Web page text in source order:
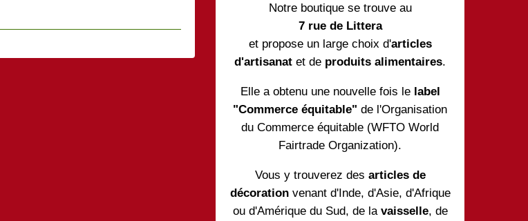
Notre boutique se trouve au
7 rue de Littera
et propose un large choix d'articles
d'artisanat et de produits alimentaires.
Elle a obtenu une nouvelle fois lelabel
"Commerce équitable" de l'Organisation
du Commerce équitable (WFTO World
Fairtrade Organization).
Vous y trouverez des articles de
décorationvenant d'Inde, d'Asie, d'Afrique
ou d'Amérique du Sud, de la vaisselle, de